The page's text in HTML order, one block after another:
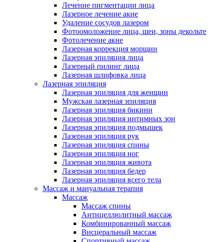
Лечение пигментации лица
Лазерное лечение акне
Удаление сосудов лазером
Фотоомоложение лица, шеи, зоны декольте
Фотолечение акне
Лазерная коррекция морщин
Лазерная эпиляция лица
Лазерный пилинг лица
Лазерная шлифовка лица
Лазерная эпиляция
Лазерная эпиляция для женщин
Мужская лазерная эпиляция
Лазерная эпиляция бикини
Лазерная эпиляция интимных зон
Лазерная эпиляция подмышек
Лазерная эпиляция рук
Лазерная эпиляция спины
Лазерная эпиляция ног
Лазерная эпиляция живота
Лазерная эпиляция бедер
Лазерная эпиляция всего тела
Массаж и мануальная терапия
Массаж
Массаж спины
Антицеллюлитный массаж
Комбинированный массаж
Висцеральный массаж